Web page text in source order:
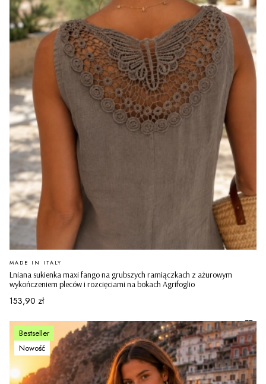
Lniana sukienka maxi fango na grubszych ramiączkach z ażurowym
wykończeniem pleców i rozcięciami na bokach Agrifoglio
PRODUCENT
MADE IN ITALY
Cena
153,90 zł
Bestseller
Nowość